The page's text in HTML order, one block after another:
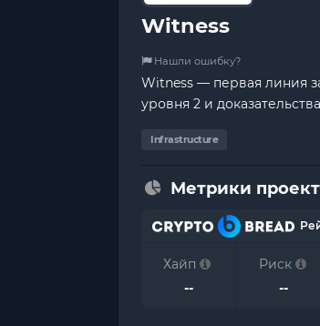
Witness
Нашли ошибку?
Witness — первая линия
уровня 2 и
Infrastructure
Метрики
Хайп
--
Риск
--